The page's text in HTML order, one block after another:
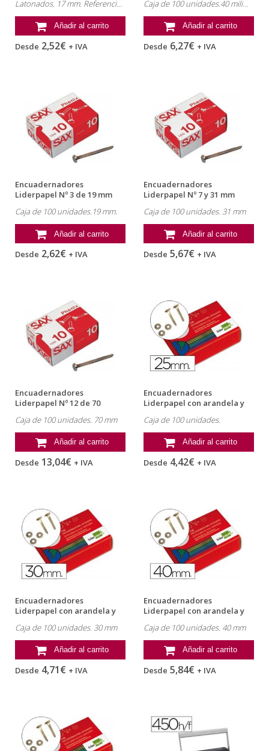
Latonados. 17 mm. Referencia: FS10.
Añadir al carrito
Desde 2,52€ + IVA
Caja de 100 unidades.40 milimetros
Añadir al carrito
Desde 6,27€ + IVA
Encuadernadores
Liderpapel Nº 3 de 19 mm
Caja de 100 unidades.19 mm.
Añadir al carrito
Desde 2,62€ + IVA
Encuadernadores
Liderpapel Nº 7 y 31 mm
Caja de 100 unidades. 31 mm
Añadir al carrito
Desde 5,67€ + IVA
Encuadernadores
Liderpapel Nº 12 de 70
Caja de 100 unidades. 70 mm
Añadir al carrito
Desde 13,04€ + IVA
Encuadernadores
Liderpapel con arandela y
Caja de 100 unidades.
Añadir al carrito
Desde 4,42€ + IVA
Encuadernadores
Liderpapel con arandela y
Caja de 100 unidades. 30 mm
Añadir al carrito
Desde 4,71€ + IVA
Encuadernadores
Liderpapel con arandela y
Caja de 100 unidades. 40 mm
Añadir al carrito
Desde 5,84€ + IVA